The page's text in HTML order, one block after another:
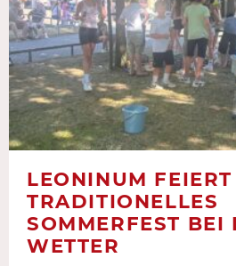
LEONINUM FEIERT
TRADITIONELLES
SOMMERFEST BEI
WETTER